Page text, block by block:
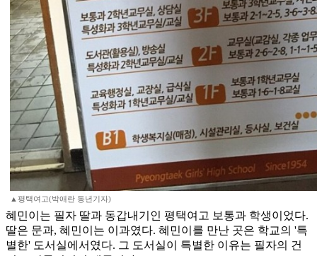
▲평택여고(박애란 동년기자)
혜민이는 필자 딸과 동갑내기인 평택여고 보통과 학생이었다.
딸은 문과, 혜민이는 이과였다. 혜민이를 만난 곳은 학교의 '특
별한' 도서실에서였다. 그 도서실이 특별한 이유는 필자의 건